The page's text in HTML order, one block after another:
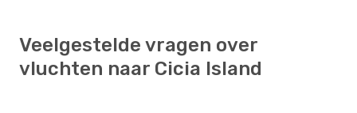
Veelgestelde vragen over
vluchten naar Cicia Island